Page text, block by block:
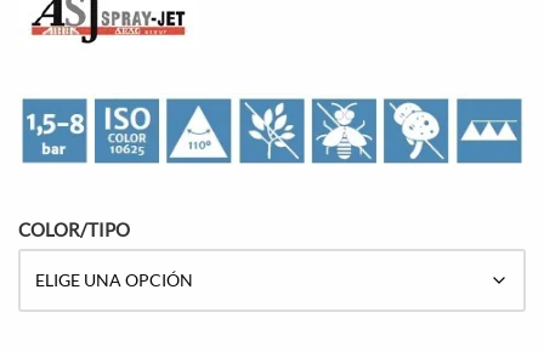
COLOR/TIPO